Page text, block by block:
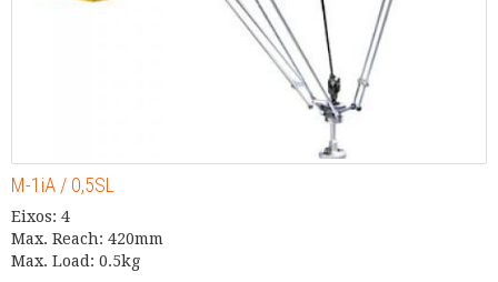
M-1iA / 0,5SL
Eixos: 4
Max. Reach: 420mm
Max. Load: 0.5kg